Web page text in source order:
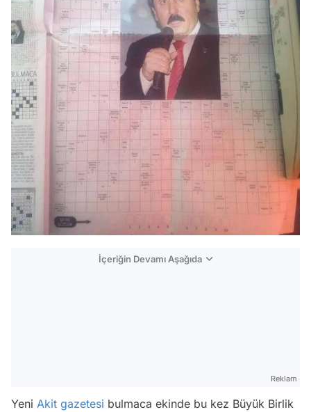
İçeriğin Devamı Aşağıda
Reklam
Yeni Akit gazetesi bulmaca ekinde bu kez Büyük Birlik